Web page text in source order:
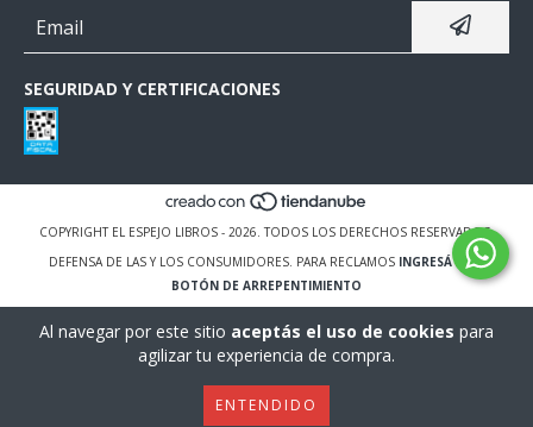
Al navegar por este sitio aceptás el uso de cookies para
agilizar tu experiencia de compra.
ENTENDIDO
SEGURIDAD Y CERTIFICACIONES
COPYRIGHT EL ESPEJO LIBROS - 2026. TODOS LOS DERECHOS RESERVADOS.
DEFENSA DE LAS Y LOS CONSUMIDORES. PARA RECLAMOS INGRESÁ ACÁ.
BOTÓN DE ARREPENTIMIENTO